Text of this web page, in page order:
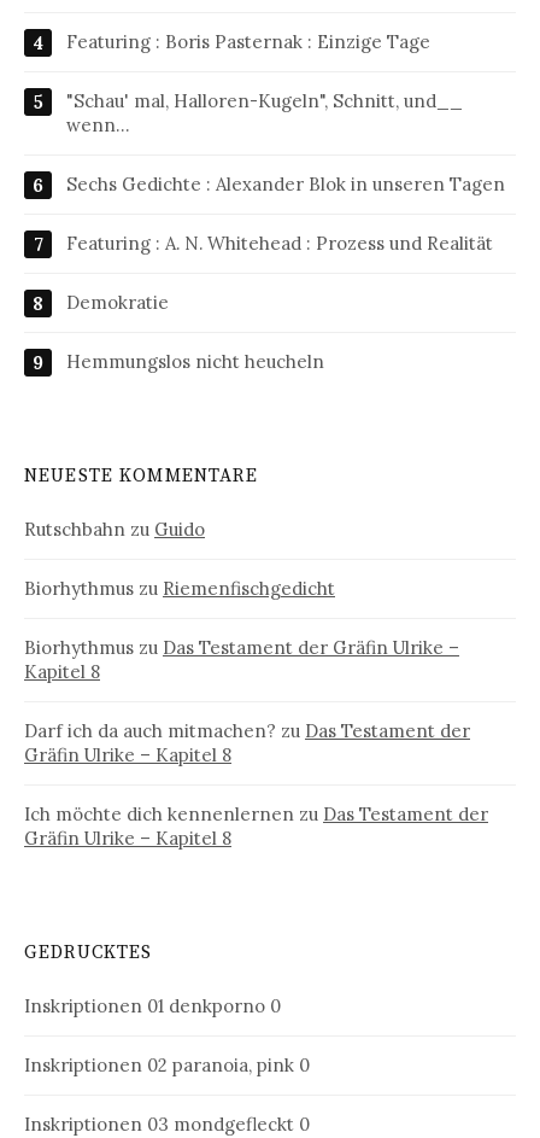
Featuring : Boris Pasternak : Einzige Tage
"Schau' mal, Halloren-Kugeln", Schnitt, und__
wenn…
Sechs Gedichte : Alexander Blok in unseren Tagen
Featuring : A. N. Whitehead : Prozess und Realität
Demokratie
Hemmungslos nicht heucheln
NEUESTE KOMMENTARE
Rutschbahn zu Guido
Biorhythmus zu Riemenfischgedicht
Biorhythmus zu Das Testament der Gräfin Ulrike –
Kapitel 8
Darf ich da auch mitmachen? zu Das Testament der
Gräfin Ulrike – Kapitel 8
Ich möchte dich kennenlernen zu Das Testament der
Gräfin Ulrike – Kapitel 8
GEDRUCKTES
Inskriptionen 01 denkporno 0
Inskriptionen 02 paranoia, pink 0
Inskriptionen 03 mondgefleckt 0